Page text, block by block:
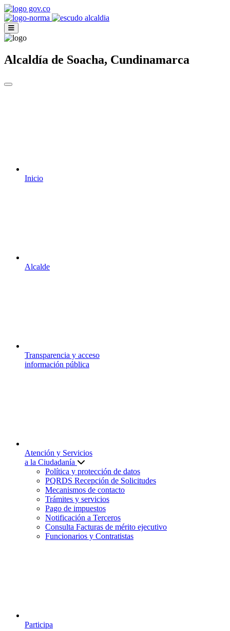
Alcaldía de Soacha, Cundinamarca
Inicio
Alcalde
Transparencia y acceso
información pública
Atención y Servicios
a la Ciudadanía
Política y protección de datos
PQRDS Recepción de Solicitudes
Mecanismos de contacto
Trámites y servicios
Pago de impuestos
Notificación a Terceros
Consulta Facturas de mérito ejecutivo
Funcionarios y Contratistas
Participa